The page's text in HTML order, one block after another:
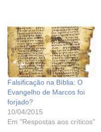
Falsificação na Bíblia: O
Evangelho de Marcos foi
forjado?
10/04/2015
Em "Respostas aos críticos"